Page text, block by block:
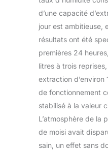
d’une capacité
jour est ambitieuse,
résultats ont été
premières 24
litres à trois
extraction d’environ
de fonctionnement
stabilisé à la valeur
L’atmosphère de la
de moisi avait
sain, un effet sans